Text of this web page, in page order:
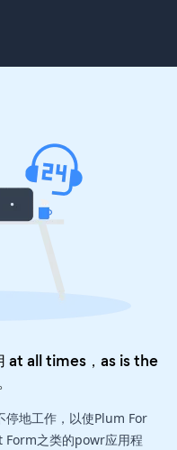
at all times，as is the
停地工作，以使Plum For
之类的powr应用程